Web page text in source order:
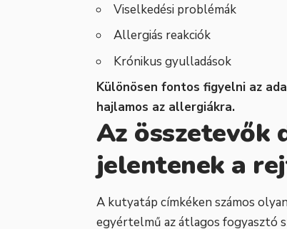
Viselkedési problémák
Allergiás reakciók
Krónikus gyulladások
Különösen fontos figyelni az
hajlamos az allergiákra.
Az összetevők
jelentenek a
A kutyatáp címkéken számos
egyértelmű az átlagos fogyasztó